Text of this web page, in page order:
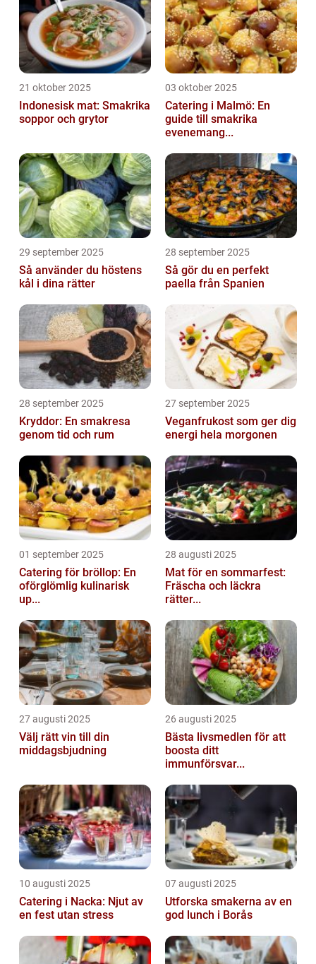
21 oktober 2025
Indonesisk mat: Smakrika
soppor och grytor
03 oktober 2025
Catering i Malmö: En
guide till smakrika
evenemang...
29 september 2025
Så använder du höstens
kål i dina rätter
28 september 2025
Så gör du en perfekt
paella från Spanien
28 september 2025
Kryddor: En smakresa
genom tid och rum
27 september 2025
Veganfrukost som ger dig
energi hela morgonen
01 september 2025
Catering för bröllop: En
oförglömlig kulinarisk
up...
28 augusti 2025
Mat för en sommarfest:
Fräscha och läckra
rätter...
27 augusti 2025
Välj rätt vin till din
middagsbjudning
26 augusti 2025
Bästa livsmedlen för att
boosta ditt
immunförsvar...
10 augusti 2025
Catering i Nacka: Njut av
en fest utan stress
07 augusti 2025
Utforska smakerna av en
god lunch i Borås